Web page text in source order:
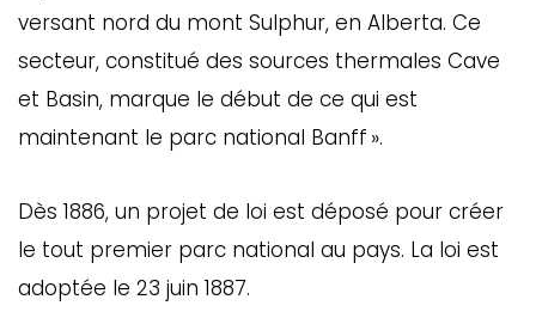
versant nord du mont Sulphur, en Alberta. Ce
secteur, constitué des sources thermales Cave
et Basin, marque le début de ce qui est
maintenant le parc national Banff ».
Dès 1886, un projet de loi est déposé pour créer
le tout premier parc national au pays. La loi est
adoptée le 23 juin 1887.